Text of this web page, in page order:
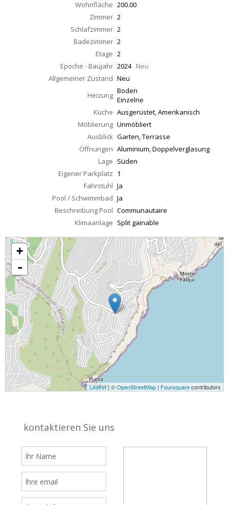
Wohnfläche 200.00
Zimmer 2
Schlafzimmer 2
Badezimmer 2
Etage 2
Epoche - Baujahr 2024 Neu
Allgemeiner Zustand Neu
Heizung Boden
Einzelne
Küche Ausgerüstet, Amerikanisch
Möblierung Unmöbliert
Ausblick Garten, Terrasse
Öffnungen Aluminium, Doppelverglasung
Lage Süden
Eigener Parkplatz 1
Fahrstuhl Ja
Pool / Schwimmbad Ja
Beschreibung Pool Communautaire
Klimaanlage Split gainable
+
-
Leaflet| ©OpenStreetMap | Foursquarecontributors
kontaktieren Sie uns